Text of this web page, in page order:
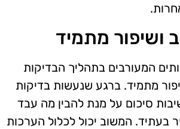
ושיפור מתמיד
המעורבים בתהליך הבדיקות
מתמיד. ברגע שנעשות בדיקות
סיכום על מנת להבין מה עבד
בעתיד. המשוב יכול לכלול הערכות